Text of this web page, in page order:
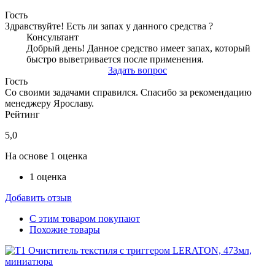
Гость
Здравствуйте! Есть ли запах у данного средства ?
Консультант
Добрый день! Данное средство имеет запах, который
быстро выветривается после применения.
Задать вопрос
Гость
Со своими задачами справился. Спасибо за рекомендацию
менеджеру Ярославу.
Рейтинг
5,0
На основе 1 оценка
1 оценка
Добавить отзыв
С этим товаром покупают
Похожие товары